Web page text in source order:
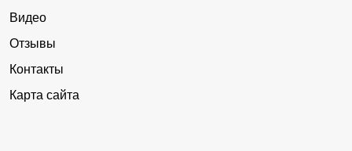
Видео
Отзывы
Контакты
Карта сайта